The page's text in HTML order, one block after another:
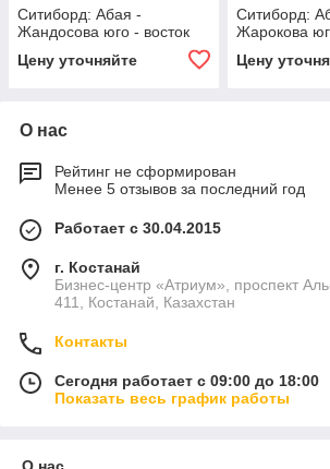
Ситиборд: Абая -
Жандосова юго - восток
Цену уточняйте
Ситиборд:
Жарокова
Цену
О нас
Рейтинг не сформирован
Менее 5 отзывов за последний год
Работает с 30.04.2015
г. Костанай
Бизнес-центр «Атриум», проспект
411, Костанай, Казахстан
Контакты
Сегодня работает с 09:00 до 18:00
Показать весь график работы
О нас